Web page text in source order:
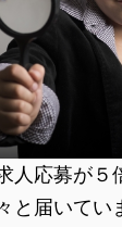
人応募が５
と届いてい